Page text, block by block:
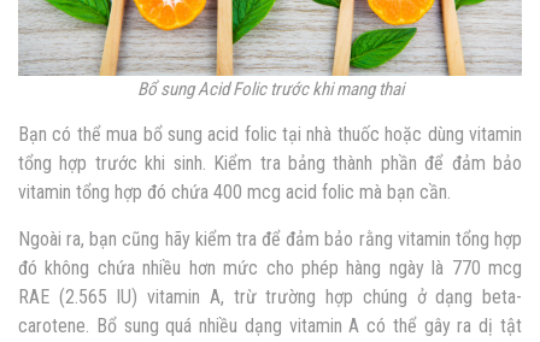
Bổ sung Acid Folic trước khi mang thai
Bạn có thể mua bổ sung acid folic tại nhà thuốc hoặc dùng vitamin
tổng hợp trước khi sinh. Kiểm tra bảng thành phần để đảm bảo
vitamin tổng hợp đó chứa 400 mcg acid folic mà bạn cần.
Ngoài ra, bạn cũng hãy kiểm tra để đảm bảo rằng vitamin tổng hợp
đó không chứa nhiều hơn mức cho phép hàng ngày là 770 mcg
RAE (2.565 IU) vitamin A, trừ trường hợp chúng ở dạng beta-
carotene. Bổ sung quá nhiều dạng vitamin A có thể gây ra dị tật